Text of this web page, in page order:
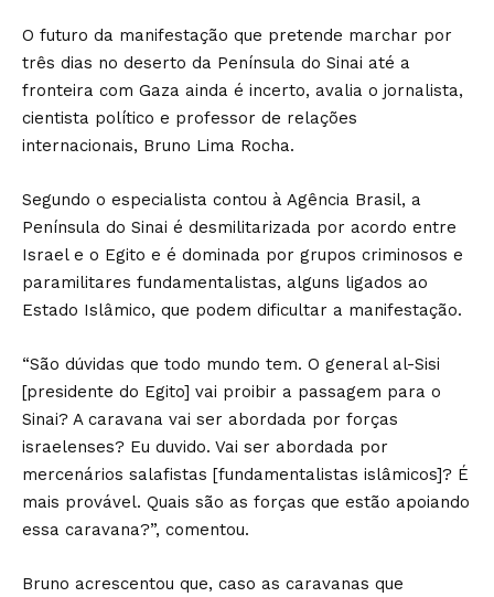
O futuro da manifestação que pretende marchar por
três dias no deserto da Península do Sinai até a
fronteira com Gaza ainda é incerto, avalia o jornalista,
cientista político e professor de relações
internacionais, Bruno Lima Rocha.
Segundo o especialista contou à Agência Brasil, a
Península do Sinai é desmilitarizada por acordo entre
Israel e o Egito e é dominada por grupos criminosos e
paramilitares fundamentalistas, alguns ligados ao
Estado Islâmico, que podem dificultar a manifestação.
“São dúvidas que todo mundo tem. O general al-Sisi
[presidente do Egito] vai proibir a passagem para o
Sinai? A caravana vai ser abordada por forças
israelenses? Eu duvido. Vai ser abordada por
mercenários salafistas [fundamentalistas islâmicos]? É
mais provável. Quais são as forças que estão apoiando
essa caravana?”, comentou.
Bruno acrescentou que, caso as caravanas que